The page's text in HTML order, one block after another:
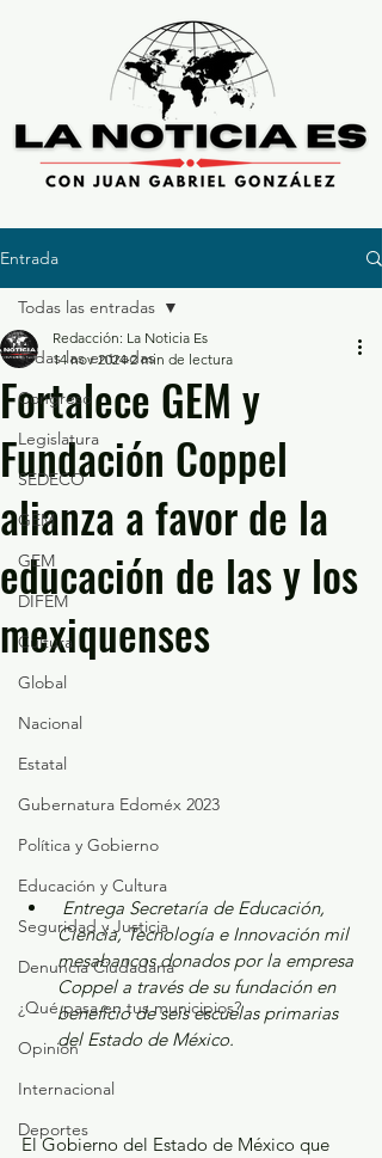
Entrada
Todas las entradas
Congreso
Legislatura
SEDECO
GEM
GEM
DIFEM
Cultura
Global
Nacional
Estatal
Gubernatura Edoméx 2023
Política y Gobierno
Educación y Cultura
Seguridad y Justicia
Denuncia Ciudadana
¿Qué pasa en tus municipios?
Opinión
Internacional
Deportes
Todas las entradas
Fortalece GEM y
Fundación Coppel
alianza a favor de la
educación de las y los
mexiquenses
Redacción: La Noticia Es
14 nov 2024 2 min de lectura
Entrega Secretaría de Educación,
Ciencia, Tecnología e Innovación mil
mesabancos donados por la empresa
Coppel a través de su fundación en
beneficio de seis escuelas primarias
del Estado de México.
El Gobierno del Estado de México que